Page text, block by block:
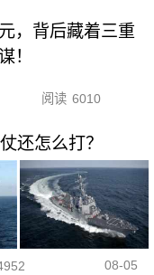
，背后藏着三重
！
阅读 6010
还怎么打？
08-05